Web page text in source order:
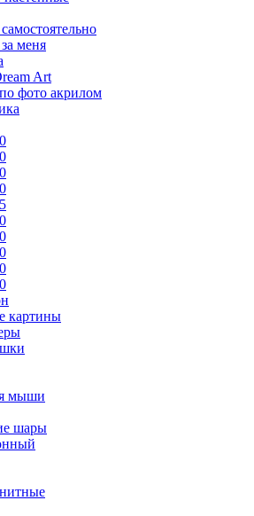
меня
Art
фото акрилом
картины
мыши
шары